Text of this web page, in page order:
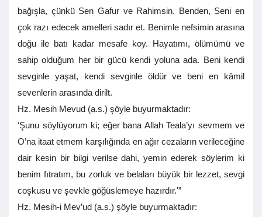
bağışla, çünkü Sen Gafur ve Rahimsin. Benden, Seni en
çok razı edecek amelleri sadır et. Benimle nefsimin arasına
doğu ile batı kadar mesafe koy. Hayatımı, ölümümü ve
sahip olduğum her bir gücü kendi yoluna ada. Beni kendi
sevginle yaşat, kendi sevginle öldür ve beni en kâmil
sevenlerin arasında dirilt.
Hz. Mesih Mevud (a.s.) şöyle buyurmaktadır:
‘Şunu söylüyorum ki; eğer bana Allah Teala’yı sevmem ve
O’na itaat etmem karşılığında en ağır cezaların verileceğine
dair kesin bir bilgi verilse dahi, yemin ederek söylerim ki
benim fıtratım, bu zorluk ve belaları büyük bir lezzet, sevgi
coşkusu ve şevkle göğüslemeye hazırdır.'”
Hz. Mesih-i Mev’ud (a.s.) şöyle buyurmaktadır: